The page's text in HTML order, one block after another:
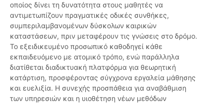
οποίος δίνει τη δυνατότητα στους μαθητές να
αντιμετωπίζουν πραγματικές οδικές συνθήκες,
συμπεριλαμβανομένων δύσκολων καιρικών
καταστάσεων, πριν μεταφέρουν τις γνώσεις στο δρόμο.
Το εξειδικευμένο προσωπικό καθοδηγεί κάθε
εκπαιδευόμενο με ατομικό τρόπο, ενώ παράλληλα
διατίθεται διαδικτυακή πλατφόρμα για θεωρητική
κατάρτιση, προσφέροντας σύγχρονα εργαλεία μάθησης
και ευελιξία. Η συνεχής προσπάθεια για αναβάθμιση
των υπηρεσιών και η υιοθέτηση νέων μεθόδων